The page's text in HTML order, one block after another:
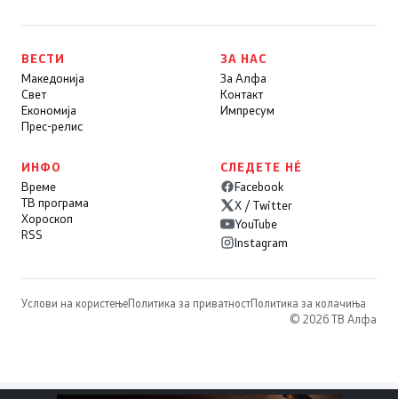
ВЕСТИ
Македонија
Свет
Економија
Прес-релис
ЗА НАС
За Алфа
Контакт
Импресум
ИНФО
Време
ТВ програма
Хороскоп
RSS
СЛЕДЕТЕ НÉ
Facebook
X / Twitter
YouTube
Instagram
Услови на користењеПолитика за приватностПолитика за колачиња
© 2026 ТВ Алфа